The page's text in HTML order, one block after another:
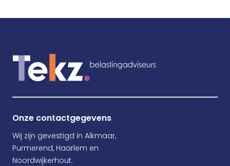
Onze contactgegevens
Wij zijn gevestigd in Alkmaar,
Purmerend, Haarlem en
Noordwijkerhout.